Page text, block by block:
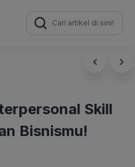
Search
for:
Skill
Bisnismu!